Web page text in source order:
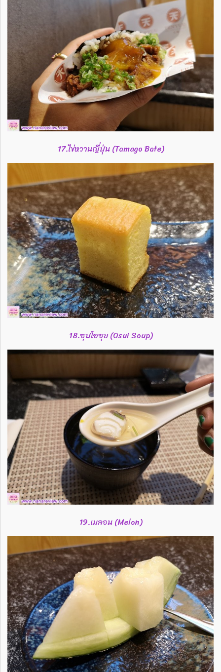
17.ไข่หวานญี่ปุ่น (Tamago Bate)
18.ซุปโอซุย (Osui Soup)
19.เมลอน (Melon)